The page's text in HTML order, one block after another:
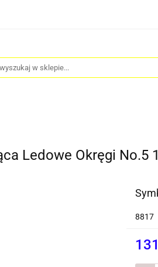
Ledowe Okręgi No.5
8817